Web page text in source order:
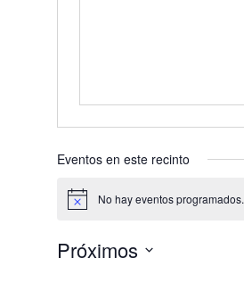
Eventos en este recinto
Aviso No hay eventos programados.
Próximos